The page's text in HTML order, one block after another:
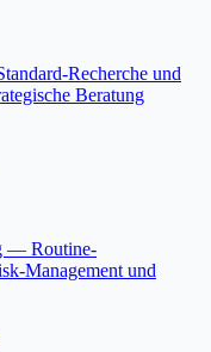
Recherche und
Beratung
— Routine-
Management und